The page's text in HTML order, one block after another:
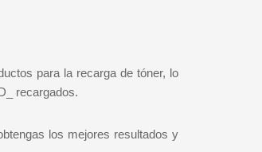
para la recarga de tóner, lo
recargados.
los mejores resultados y